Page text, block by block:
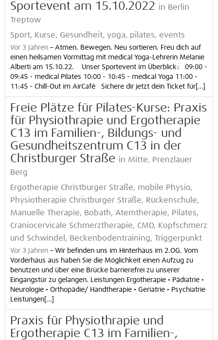
Sportevent am 15.10.2022 in Berlin
Treptow
Sport, Kurse, Gesundheit, yoga, pilates, events
Vor 3 Jahren – Atmen. Bewegen. Neu sortieren. Freu dich auf
einen heilsamen Vormittag mit medical Yoga-Lehrerin Melanie
Alberti am 15.10.22. Unser Sportevent im Überblick: 09:00 -
09:45 - medical Pilates 10:00 - 10:45 - medical Yoga 11:00 -
11:45 - Chill-Out im AirCafé Sichere dir jetzt dein Ticket für[...]
Freie Plätze für Pilates-Kurse: Praxis
für Physiothrapie und Ergotherapie
C13 im Familien-, Bildungs- und
Gesundheitszentrum C13 in der
Christburger Straße in Mitte, Prenzlauer
Berg
Ergotherapie Christburger Straße, mobile Physio,
Physiotherapie Christburger Straße, Rückenschule,
Manuelle Therapie, Bobath, Atemtherapie, Pilates,
Craniocervicale Schmerztherapie, CMD, Kopfschmerz
und Schwindel, Beckenbodentraining, Triggerpunkt
Vor 3 Jahren – Wir befinden uns im Hinterhaus im 2.OG. Vom
Vorderhaus aus haben Sie die Möglichkeit einen Aufzug zu
benutzen und über eine Brücke barrierefrei zu unserer
Eingangstür zu gelangen. Leistungen Ergotherapie • Pädiatrie •
Neurologie • Orthopädie/ Handtherapie • Geriatrie • Psychiatrie
Leistungen[...]
Praxis für Physiothrapie und
Ergotherapie C13 im Familien-,